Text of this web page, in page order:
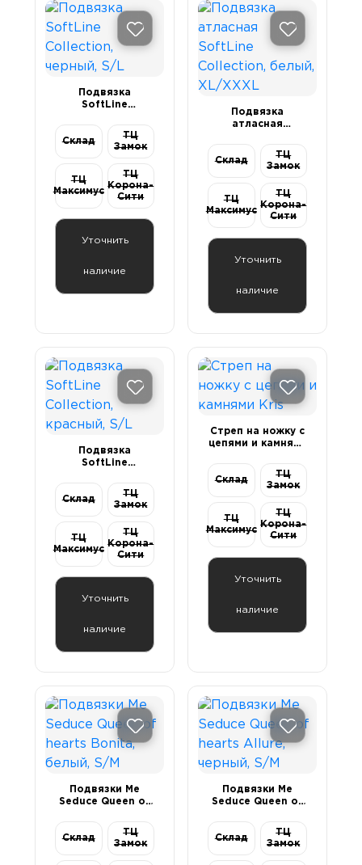
Подвязка
SoftLine
Склад
ТЦ
Замок
ТЦ
Максимус
ТЦ
Корона-
Сити
Уточнить
наличие
Подвязка
атласная
XL/XXXL
Склад
ТЦ
Замок
ТЦ
Максимус
ТЦ
Корона-
Сити
Уточнить
наличие
Подвязка
SoftLine
Склад
ТЦ
Замок
ТЦ
Максимус
ТЦ
Корона-
Сити
Уточнить
наличие
Стреп на ножку с
цепями и камнями
Склад
ТЦ
Замок
ТЦ
Максимус
ТЦ
Корона-
Сити
Уточнить
наличие
Подвязки Me
Seduce Queen of
Склад
ТЦ
Замок
Подвязки Me
Seduce Queen of
Склад
ТЦ
Замок